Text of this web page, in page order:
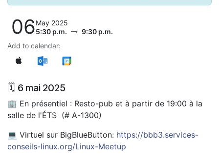
06May 2025
5:30 p.m.
9:30 p.m.
Add to calendar:
🗓️ 6 mai 2025
🏢 En présentiel : Resto-pub et à partir de 19:00 à la
salle de l'ÉTS (# A-1300)
💻 Virtuel sur BigBlueButton: https://bbb3.services-
conseils-linux.org/Linux-Meetup